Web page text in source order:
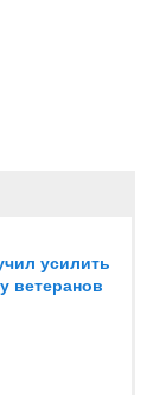
усилить
ветеранов